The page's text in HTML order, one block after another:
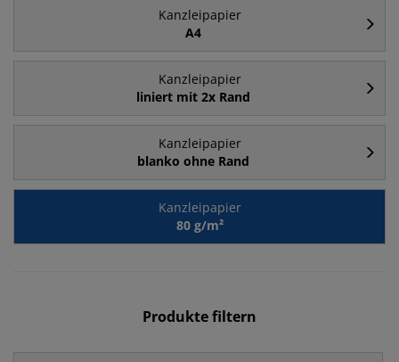
Kanzleipapier
A4
Kanzleipapier
liniert mit 2x Rand
Kanzleipapier
blanko ohne Rand
Kanzleipapier
80 g/m²
Produkte filtern